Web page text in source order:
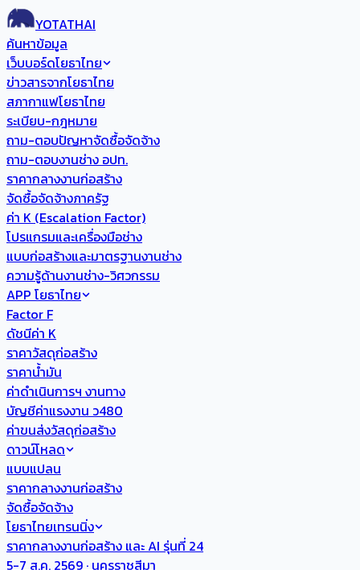
YOTATHAI
ค้นหาข้อมูล
เว็บบอร์ดโยธาไทย
ข่าวสารจากโยธาไทย
สภากาแฟโยธาไทย
ระเบียบ-กฎหมาย
ถาม-ตอบปัญหาจัดซื้อจัดจ้าง
ถาม-ตอบงานช่าง อปท.
ราคากลางงานก่อสร้าง
จัดซื้อจัดจ้างภาครัฐ
ค่า K (Escalation Factor)
โปรแกรมและเครื่องมือช่าง
แบบก่อสร้างและมาตรฐานงานช่าง
ความรู้ด้านงานช่าง-วิศวกรรม
APP โยธาไทย
Factor F
ดัชนีค่า K
ราคาวัสดุก่อสร้าง
ราคาน้ำมัน
ค่าดำเนินการฯ งานทาง
บัญชีค่าแรงงาน ว480
ค่าขนส่งวัสดุก่อสร้าง
ดาวน์โหลด
แบบแปลน
ราคากลางงานก่อสร้าง
จัดซื้อจัดจ้าง
โยธาไทยเทรนนิ่ง
ราคากลางงานก่อสร้าง และ AI รุ่นที่ 24
5-7 ส.ค. 2569 · นครราชสีมา